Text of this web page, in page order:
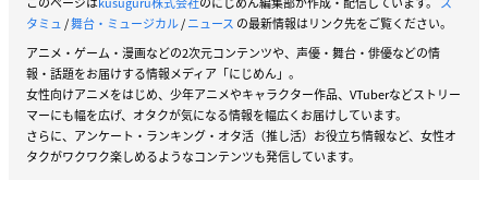
タミュ/舞台・ミュージカル/ニュース の最新情報はリンク先をご覧ください。
アニメ・ゲーム・漫画などの2次元コンテンツや、声優・舞台・俳優などの情
報・話題をお届けする情報メディア「にじめん」。
女性向けアニメをはじめ、少年アニメやキャラクター作品、VTuberなどストリー
マーにも幅を広げ、オタクが気になる情報を幅広くお届けしています。
さらに、アンケート・ランキング・オタ活（推し活）お役立ち情報など、女性オ
タクがワクワク楽しめるようなコンテンツも発信しています。